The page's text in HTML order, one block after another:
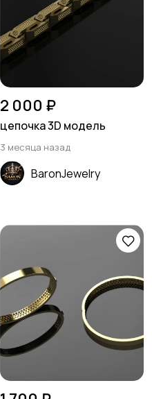
2 000 ₽
цепочка 3D модель
3 месяца назад
BaronJewelry